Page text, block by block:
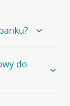
na
się
do